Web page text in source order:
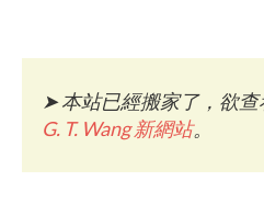
➤本站已經搬家了，欲
G. T. Wang 新網站。